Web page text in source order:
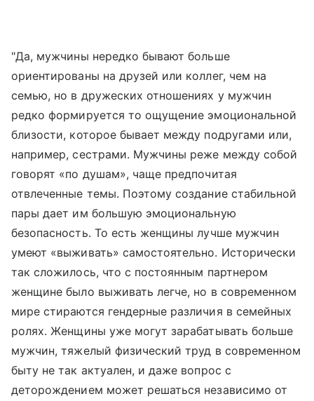
"Да, мужчины нередко бывают больше
ориентированы на друзей или коллег, чем на
семью, но в дружеских отношениях у мужчин
редко формируется то ощущение эмоциональной
близости, которое бывает между подругами или,
например, сестрами. Мужчины реже между собой
говорят «по душам», чаще предпочитая
отвлеченные темы. Поэтому создание стабильной
пары дает им большую эмоциональную
безопасность. То есть женщины лучше мужчин
умеют «выживать» самостоятельно. Исторически
так сложилось, что с постоянным партнером
женщине было выживать легче, но в современном
мире стираются гендерные различия в семейных
ролях. Женщины уже могут зарабатывать больше
мужчин, тяжелый физический труд в современном
быту не так актуален, и даже вопрос с
деторождением может решаться независимо от